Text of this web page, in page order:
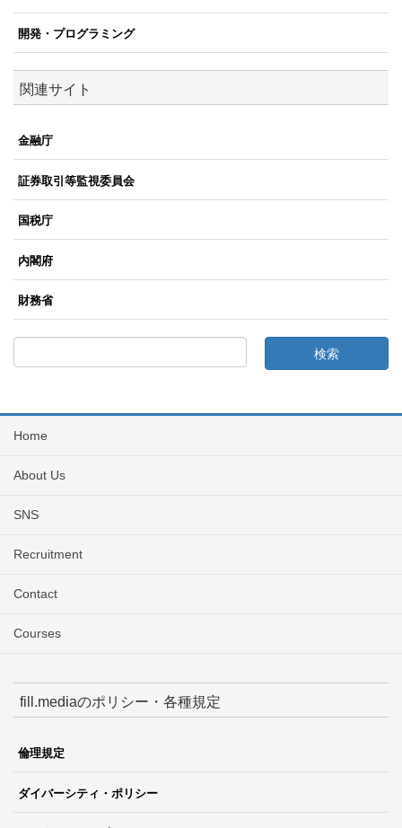
開発・プログラミング
関連サイト
金融庁
証券取引等監視委員会
国税庁
内閣府
財務省
Home
About Us
SNS
Recruitment
Contact
Courses
fill.mediaのポリシー・各種規定
倫理規定
ダイバーシティ・ポリシー